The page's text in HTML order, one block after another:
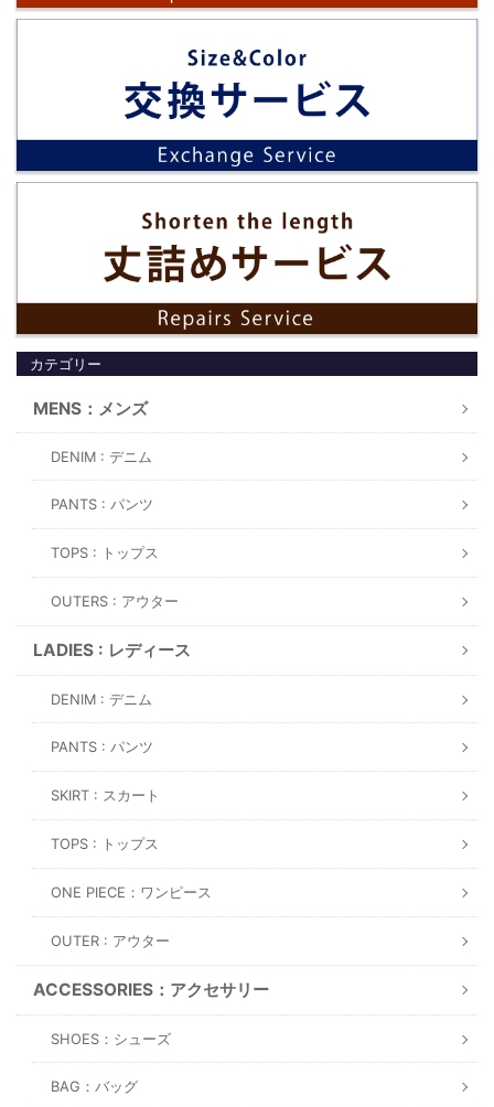
カテゴリー
MENS：メンズ
DENIM : デニム
PANTS : パンツ
TOPS : トップス
OUTERS : アウター
LADIES : レディース
DENIM : デニム
PANTS : パンツ
SKIRT : スカート
TOPS : トップス
ONE PIECE：ワンピース
OUTER : アウター
ACCESSORIES：アクセサリー
SHOES：シューズ
BAG：バッグ